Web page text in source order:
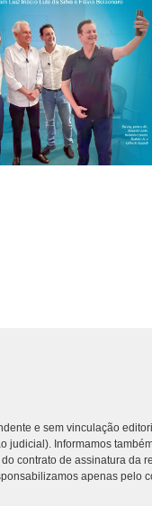
e sem vinculação
judicial). Informamos
contrato de assinatura da
apenas pelo